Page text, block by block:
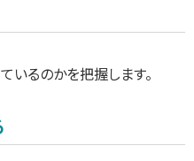
いるのかを把握します。